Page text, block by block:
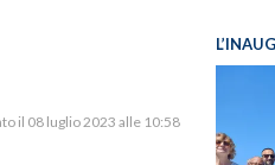
il 08 luglio 2023 alle 10:58